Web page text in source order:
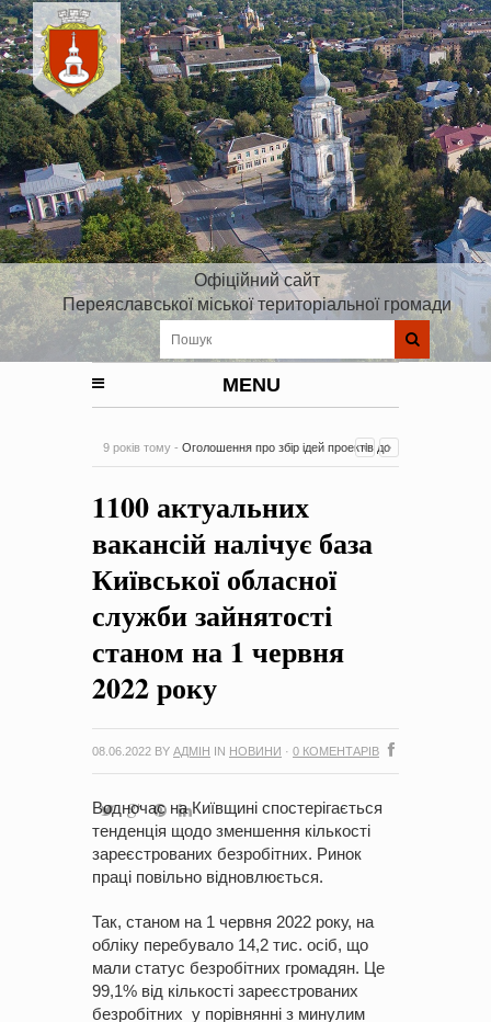
Офіційний сайт
Переяславської міської територіальної громади
MENU
9 років тому - Оголошення про збір ідей проектів до
на період 2018 – 2020 роки Оголошення про збір ідей
0 Коментарів
1100 актуальних
вакансій налічує база
Київської обласної
служби зайнятості
станом на 1 червня
2022 року
08.06.2022 BY АДМІН IN НОВИНИ · 0 КОМЕНТАРІВ
Водночас на Київщині спостерігається
тенденція щодо зменшення кількості
зареєстрованих безробітних. Ринок
праці повільно відновлюється.
Так, станом на 1 червня 2022 року, на
обліку перебувало 14,2 тис. осіб, що
мали статус безробітних громадян. Це
99,1% від кількості зареєстрованих
безробітних у порівнянні з минулим